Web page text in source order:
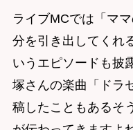
ライブMCでは「マ
分を引き出してくれ
いうエピソードも披
塚さんの楽曲「ドラ
稿したこともあるそ